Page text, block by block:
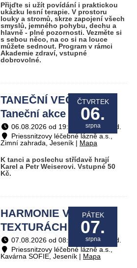
Přijďte si užít povídání i praktickou
ukázku lesní terapie. V prostoru
louky a stromů, skrze zapojení všech
smyslů, jemného pohybu, dechu a
hlavně - plné pozornosti. Vezměte si
s sebou něco, na co si na louce
můžete sednout. Program v rámci
Akademie zdraví, vstupné
dobrovolné.
ČTVRTEK
06.
srpna
TANEČNÍ VEČER /
Taneční akce
06.08.2026 od 19:00 do 22:00 hod.
Priessnitzovy léčebné lázně a.s.,
Zimní zahrada, Jeseník | Mapa
K tanci a poslechu střídavě hrají
Karel a Petr Weiserovi. Vstupné 50
Kč.
PÁTEK
07.
srpna
HARMONIE V
TEXTURÁCH / Výstavy
07.08.2026 od 08:00 do 19:00 hod.
Priessnitzovy léčebné lázně a.s.,
Kavárna SOFIE, Jeseník | Mapa